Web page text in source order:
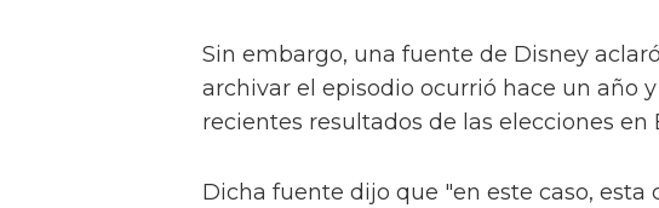
Sin embargo, una fuente de Disney
archivar el episodio ocurrió hace un año
recientes resultados de las elecciones en
Dicha fuente dijo que "en este caso, esta